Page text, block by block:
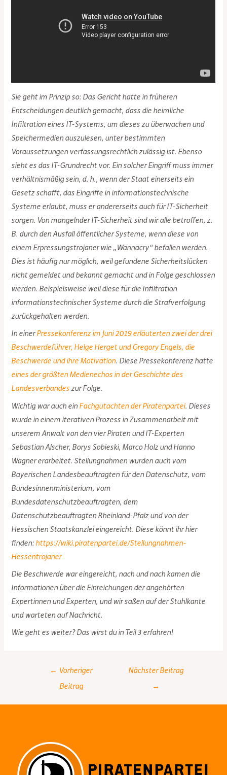
Sie geht im Prinzip so: Das Gericht hatte in früheren
Entscheidungen deutlich gemacht, dass die heimliche
Infiltration eines IT-Systems, um dieses zu überwachen und
Speichermedien auszulesen, unter bestimmten
Voraussetzungen verfassungsrechtlich zulässig ist. Ebenso
sieht es das IT-Grundrecht vor. Ein solcher Eingriff muss immer
verhältnismäßig sein, d. h., wenn der Staat einerseits ein
Gesetz schafft, das Eingriffe in informationstechnische
Systeme erlaubt, muss er andererseits auch für IT-Sicherheit
sorgen. Von mangelnder IT-Sicherheit sind wir alle betroffen, z.
B. durch den Ausfall öffentlicher Systeme, wenn diese von
einem Erpressungstrojaner wie „Wannacry“ befallen werden.
Dies ist häufig nur möglich, weil gefundene Sicherheitslücken
nicht gemeldet und bekannt gemacht und in Folge geschlossen
werden. Beispielsweise weil diese für die Infiltration
informationstechnischer Systeme durch die Strafverfolgung
zurückgehalten werden.
In einerPressekonferenz im Juni 2019 erläuterten zwei der drei
Beschwerdeführer, Helge Herget und Gregory Engels, die
Beschwerde und ihre Motivation. Diese Pressekonferenz hatte
eines der größten Medienechos in der Geschichte des
Landesverbandeszur Folge.
Wichtig war auch ein Fachgutachten der Piratenpartei. Dieses
wurde in einem iterativen Prozess in Zusammenarbeit mit
unserem Anwalt von den vier Piraten und IT-Experten
Sebastian Alscher, Borys Sobieski, Marco Holz und Hanno
Wagner erarbeitet. Stellungnahmen wurden auch vom
Bayerischen Landesbeauftragten für den Datenschutz, vom
Bundesinnenministerium, vom
Bundesdatenschutzbeauftragten, dem
Datenschutzbeauftragten Rheinland-Pfalz und von der
Hessischen Staatskanzlei eingereicht. Diese könnt ihr hier
finden: https://wiki.piratenpartei.de/Stellungnahmen-
Hessentrojaner
Die Beschwerde war eingereicht, nach und nach kamen die
Informationen über die Einreichungen der angehörten
Expertinnen und Experten, und wir saßen auf der Stuhlkante
und warteten auf Nachricht.
Wie geht es weiter? Das wirst du in Teil 3 erfahren!
navigation
← Vorheriger
Beitrag
Nächster Beitrag
→